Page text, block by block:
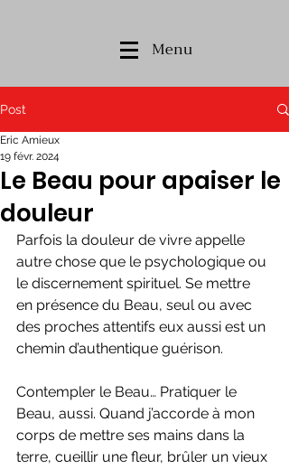
Menu
Post
Le Beau pour apaiser le
douleur
Eric Amieux
19 févr. 2024
Parfois la douleur de vivre appelle
autre chose que le psychologique ou
le discernement spirituel. Se mettre
en présence du Beau, seul ou avec
des proches attentifs eux aussi est un
chemin d’authentique guérison.
Contempler le Beau… Pratiquer le
Beau, aussi. Quand j’accorde à mon
corps de mettre ses mains dans la
terre, cueillir une fleur, brûler un vieux